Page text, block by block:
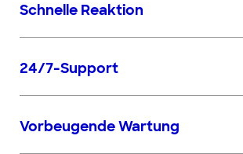
Schnelle Reaktion
24/7-Support
Vorbeugende Wartung